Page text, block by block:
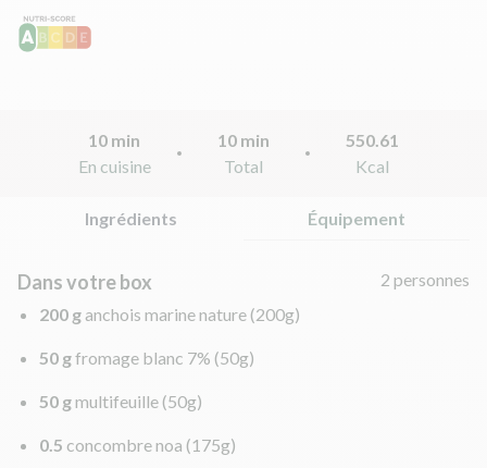
10 min
En cuisine
10 min
Total
550.61
Kcal
Ingrédients Équipement
Dans votre box
2 personnes
200 g anchois marine nature (200g)
50 gfromage blanc 7% (50g)
50 gmultifeuille (50g)
0.5 concombre noa (175g)